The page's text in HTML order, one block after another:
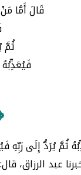
قَالَ أَمَّا
ثُمَّ
يُرَدُّ إِلَى رَبِّهِ
عبد الرزاق،